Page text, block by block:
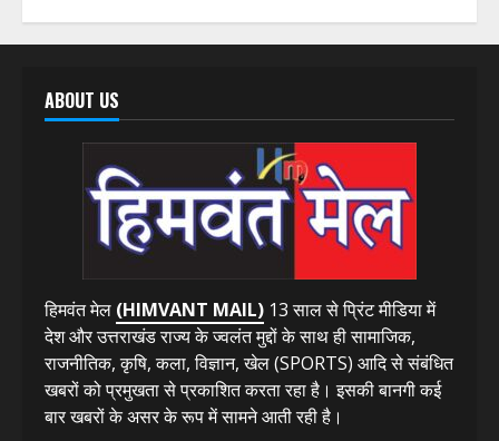
ABOUT US
हिमवंत मेल (HIMVANT MAIL) 13 साल से प्रिंट मीडिया में
देश और उत्तराखंड राज्य के ज्वलंत मुद्दों के साथ ही सामाजिक,
राजनीतिक, कृषि, कला, विज्ञान, खेल (SPORTS) आदि से संबंधित
खबरों को प्रमुखता से प्रकाशित करता रहा है। इसकी बानगी कई
बार खबरों के असर के रूप में सामने आती रही है।